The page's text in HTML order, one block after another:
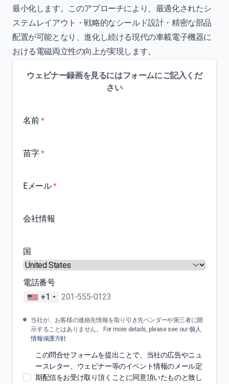
最小化します。このアプローチにより、最適化されたシ
ステムレイアウト・戦略的なシールド設計・精密な部品
配置が可能となり、進化し続ける現代の車載電子機器に
おける電磁両立性の向上が実現します。
ウェビナー録画を見るにはフォームにご記入くだ
さい
名前*
苗字*
Eメール*
会社情報
国
電話番号
+1
当社が、お客様の連絡先情報を取り引き先ベンダーや第三者に開
示することはありません。 For more details, please see our個人
情報保護方針
この問合せフォームを提出ことで、当社の広告やニュ
ースレター、ウェビナー等のイベント情報のメール定
期配信をお受け取り頂くことに同意頂いたものと致し